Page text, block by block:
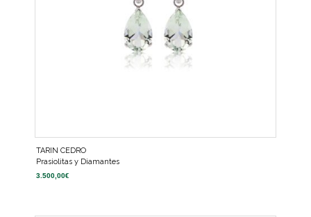
TARIN CEDRO
Prasiolitas y Diamantes
3.500,00€